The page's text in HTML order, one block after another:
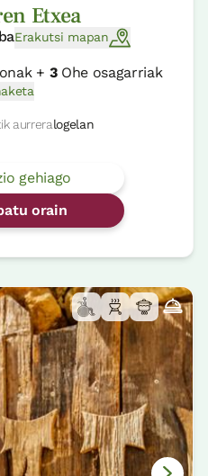
Etxea
Erakutsi mapan
+ 3Ohe osagarriak
aurreralogelan
gehiago
orain